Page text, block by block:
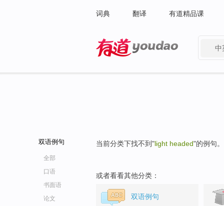
词典 翻译 有道精品课
中
双语例句
全部
口语
书面语
论文
当前分类下找不到"light headed"的例句。
或者看看其他分类：
双语例句